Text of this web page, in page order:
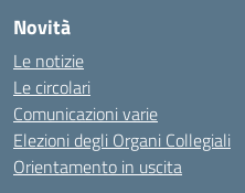
Novità
Le notizie
Le circolari
Comunicazioni varie
Elezioni degli Organi Collegiali
Orientamento in uscita